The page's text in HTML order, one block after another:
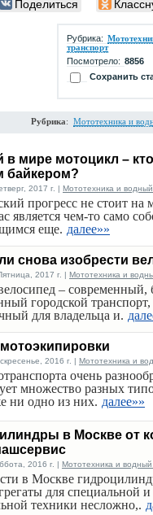
Поделиться
Рубрика:
транспорт
Посмотрело: 8856
Сохранить
Рубрика: Мототехника и
в мире мотоцикл –
байкером?
2017 г. | Мототехника и
прогресс не стоит на
является чем-то само
еще. далее»»
снова изобрести
2017 г. | Мототехника и
–
городской транспорт,
для владельца и.
2016 г. | Мототехника и
очень
множество разных
ни одно из них. далее»»
в Москве от
2016 г. | Мототехника и водный
в Москве
для специальной и
техники несложно,.